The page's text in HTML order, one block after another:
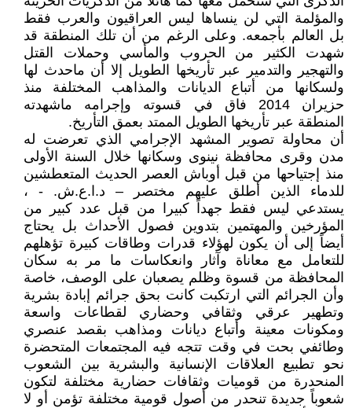
والمؤلمة التي لن ينساها ليس العراقيون والعرب فقط
بل العالم بأجمعه. وعلى الرغم من أن تلك المنطقة قد
شهدت الكثير من الحروب والمأسي وحملات القتل
والتهجير والتدمير عبر تأريخها الطويل إلا أن ماحدث لها
ولسكانها من أتباع الديانات والمذاهب المختلفة منذ
حزيران 2014 فاق في قسوته وإجرامه ماشهدته
المنطقة عبر تأريخها الطويل الممتد بعمق التأريخ.
أن محاولة تصوير المشهد الإجرامي الذي تعرضت له
مدن وقرى محافظة نينوى وسكانها خلال السنة الأولى
منذ إجتياحها من قبل أوباش العصر الحديث المتعطشين
للدماء الذين أطلق عليهم مختصر – د.ا.ع.ش. - ،
يستدعي ليس فقط جهداً كبيرا من قبل عدد كبير من
المؤرخين والمهتمين بتدوين فصول الأحداث بل يحتاج
أيضاً إلى أن يكون لهؤلاء قدرات وطاقات كبيرة تؤهلهم
للتعامل مع معاناة وآثار وانعكاسات ما مر به سكان
المحافظة من قسوة وظلم يصعبان على الوصف، خاصة
وأن الجرائم التي ارتكبت كانت بحق جرائم إبادة بشرية
وتطهير عرقي وثقافي وحضاري لقطاعات واسعة
ومكونات معينة وأتباع ديانات ومذاهب بقصد عنصري
وطائفي بحت في وقت تتجه فيه المجتمعات المتحضرة
نحو تطبيع العلاقات الإنسانية والبشرية بين الشعوب
المنحدرة من قوميات وثقافات حضارية مختلفة لتكون
شعوباً جديدة تنحدر من أصول قومية مختلفة تؤمن أو لا